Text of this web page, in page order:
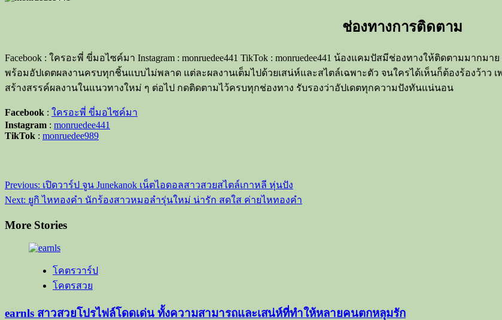
ช่องทางการติดตาม
Facebook : ใครอะพี่ ขี่มอไซค์มา Instagram : monruedee441 TikTok : monruedee441 น้องแคมปัสมีช่องทางให้ติดตามม
พร้อมอัปเดตผลงานครบทุกชิ้นแบบไม่พลาด แต่ละผลงานเต็มไปด้วยเสน่ห์และสไตล์เฉพาะตัว จนใครได้เห็นก็ต้องร้องว้าว
สร้างสรรค์ผลงานในแนวทางใหม่ ๆ ต่อไป กดติดตามไว้ครบทุกช่องทาง รับรองว่าอัปเดตทุกความปังทันแน่นอน
Facebook : ใครอะพี่ ขี่มอไซค์มา
Instagram : monruedee441
TikTok : monruedee989
Post
navigation
Previous: เปิดวาร์ป จูน Junekanok เน็ตไอดอลสาวสวยสไตล์เกาหลี หุ่นปัง
Next: ยูกิ ไหทองคำ นักร้องสาวหมอลำรุ่นใหม่ น่ารัก สดใส ค่ายไหทองคำ
More Stories
โคตรวาร์ป
โคตรสวย
earnls สาวสวยโปรไฟล์โดดเด่น ทั้งความสามารถและเสน่ห์ที่ทำให้หลายคนตกหลุมรัก